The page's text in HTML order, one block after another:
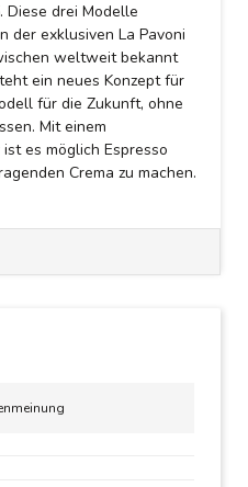
Diese drei Modelle
der exklusiven La Pavoni
weltweit bekannt
ein neues Konzept für
für die Zukunft, ohne
Mit einem
es möglich Espresso
Crema zu machen.